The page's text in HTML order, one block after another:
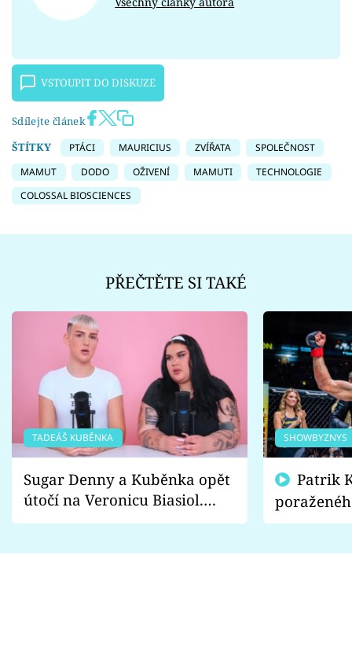
VSTOUPIT DO DISKUZE
Sdílejte článek
ŠTÍTKY
PTÁCI MAURICIUS ZVÍŘATA
SPOLEČNOST
MAMUT
DODO OŽIVENÍ MAMUTI
TECHNOLOGIE
COLOSSAL BIOSCIENCES
PŘEČTĚTE SI TAKÉ
TADEÁŠ KUBĚNKA
Sugar Denny a Kuběnka opět
útočí na Veronicu Biasiol.
Proč je podle nich falešná a
SHOWBYZNYS
fanoušci